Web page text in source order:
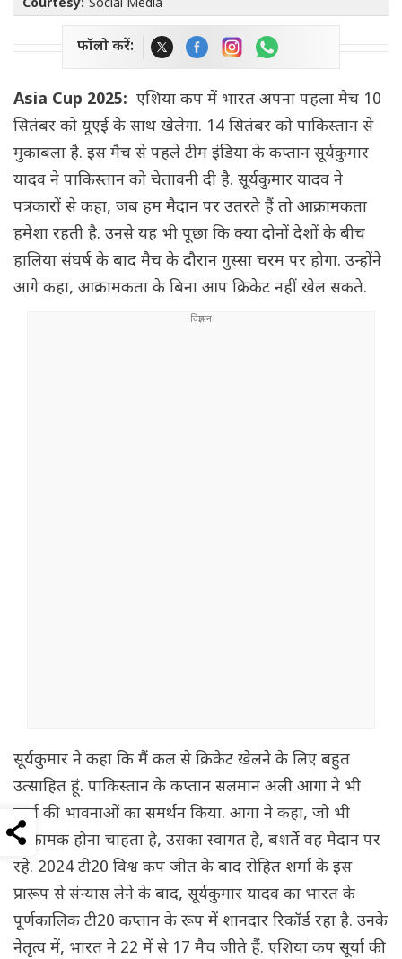
Courtesy: Social Media
फॉलो करें:
Asia Cup 2025: एशिया कप में भारत अपना पहला मैच 10
सितंबर को यूएई के साथ खेलेगा. 14 सितंबर को पाकिस्तान से
मुकाबला है. इस मैच से पहले टीम इंडिया के कप्तान सूर्यकुमार
यादव ने पाकिस्तान को चेतावनी दी है. सूर्यकुमार यादव ने
पत्रकारों से कहा, जब हम मैदान पर उतरते हैं तो आक्रामकता
हमेशा रहती है. उनसे यह भी पूछा कि क्या दोनों देशों के बीच
हालिया संघर्ष के बाद मैच के दौरान गुस्सा चरम पर होगा. उन्होंने
आगे कहा, आक्रामकता के बिना आप क्रिकेट नहीं खेल सकते.
सूर्यकुमार ने कहा कि मैं कल से क्रिकेट खेलने के लिए बहुत
उत्साहित हूं. पाकिस्तान के कप्तान सलमान अली आगा ने भी
सूर्या की भावनाओं का समर्थन किया. आगा ने कहा, जो भी
आक्रामक होना चाहता है, उसका स्वागत है, बशर्ते वह मैदान पर
रहे. 2024 टी20 विश्व कप जीत के बाद रोहित शर्मा के इस
प्रारूप से संन्यास लेने के बाद, सूर्यकुमार यादव का भारत के
पूर्णकालिक टी20 कप्तान के रूप में शानदार रिकॉर्ड रहा है. उनके
नेतृत्व में, भारत ने 22 में से 17 मैच जीते हैं. एशिया कप सूर्या की